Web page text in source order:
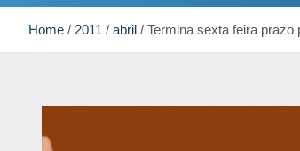
Home 2011 abril Termina sexta feira prazo